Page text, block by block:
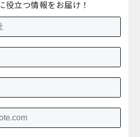
役立つ情報をお届け！